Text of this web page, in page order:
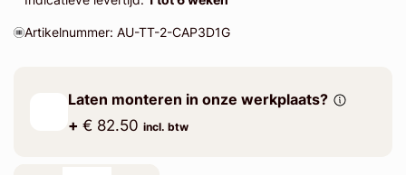
Artikelnummer: AU-TT-2-CAP3D1G
Laten monteren in onze werkplaats?
+ € 82.50 incl. btw